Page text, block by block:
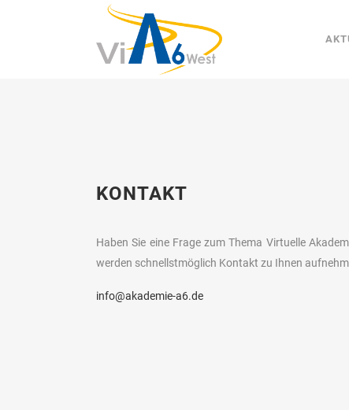
KONTAKT
Haben Sie eine Frage zum Thema Virtuelle
werden schnellstmöglich Kontakt zu Ihnen
info@akademie-a6.de